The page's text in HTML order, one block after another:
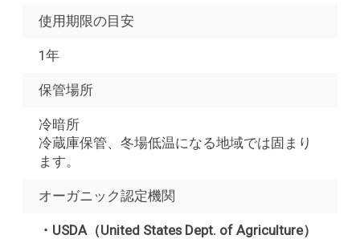
使用期限の目安
1年
保管場所
冷暗所
冷蔵庫保管、冬場低温になる地域では固まり
ます。
オーガニック認定機関
・USDA（United States Dept. of Agriculture）